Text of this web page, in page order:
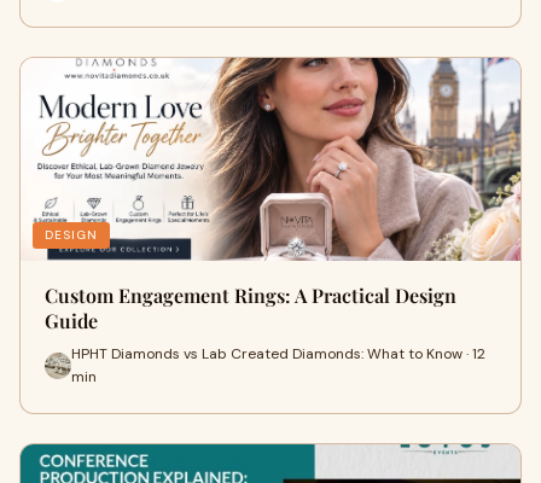
DESIGN
Custom Engagement Rings: A Practical Design
Guide
HPHT Diamonds vs Lab Created Diamonds: What to Know · 12
min